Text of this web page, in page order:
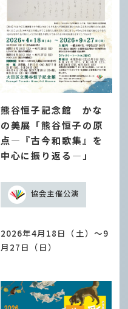
熊谷恒子記念館 かな
の美展「熊谷恒子の原
点―『古今和歌集』を
中心に振り返る―」
協会主催公演
2026年4月18日（土）～9
月27日（日）